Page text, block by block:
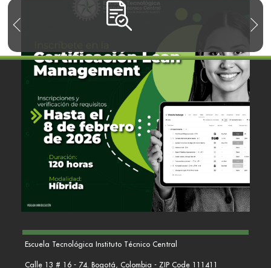
Escuela Tecnológica Instituto Técnico Central
Calle 13 # 16 - 74. Bogotá, Colombia - ZIP Code 111411